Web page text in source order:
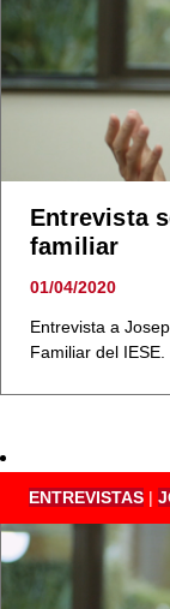
Entrevista
familiar
01/04/2020
Entrevista a
Familiar del IESE.
ENTREVISTAS |